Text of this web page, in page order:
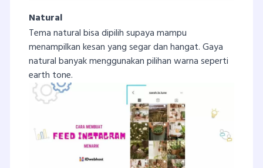
Natural
Tema natural bisa dipilih supaya mampu
menampilkan kesan yang segar dan hangat. Gaya
natural banyak menggunakan pilihan warna seperti
earth tone.